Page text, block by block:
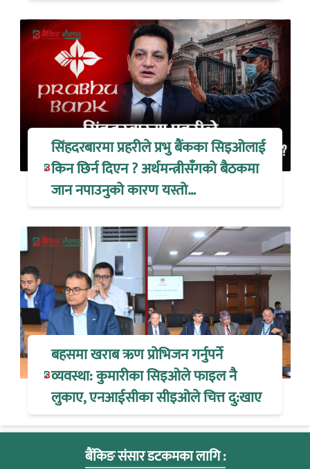
सिंहदरबारमा प्रहरीले प्रभु बैंकका सिइओलाई
किन छिर्न दिएन ? अर्थमन्त्रीसँगको बैठकमा
जान नपाउनुको कारण यस्तो…
बहसमा खराब ऋण प्रोभिजन गर्नुपर्ने
व्यवस्था: कुमारीका सिइओले फाइल नै
लुकाए, एनआईसीका सीइओले चित्त दु:खाए
बैंकिङ संसार डटकमका लागि :